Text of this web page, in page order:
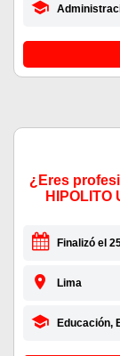
¿Eres
Finalizó el
Lima
Educación,